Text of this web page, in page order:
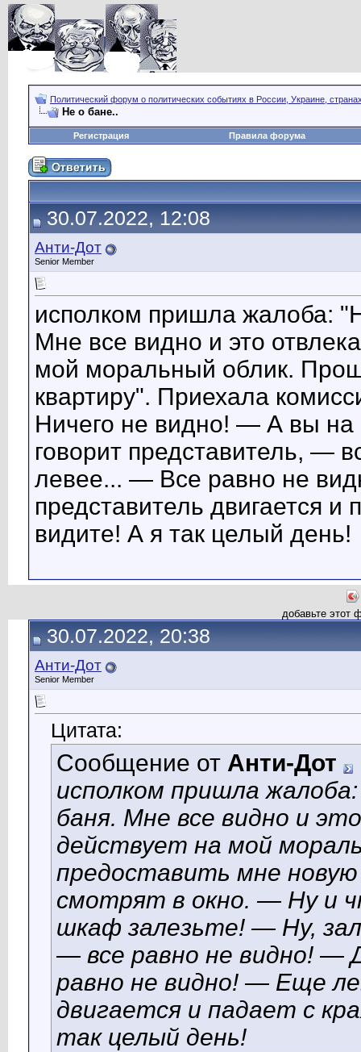
Политический форум о политических событиях в России, Украине,
Не о бане..
Регистрация Правила форума
30.07.2022, 12:08
Анти-Дот
Senior Member
исполком пришла жалоба:
Мне все видно и это
мой моральный облик.
квартиру". Приехала
Ничего не видно! — А вы
говорит представитель, —
левее... — Все равно не
представитель двигается
видите! А я так целый день!
добавьте этот
30.07.2022, 20:38
Анти-Дот
Senior Member
Цитата:
Сообщение от Анти-Дот
исполком пришла
баня. Мне все видно и
действует на мой
предоставить мне новую
смотрят в окно. — Ну и
шкаф залезьте! — Ну,
— все равно не видно! —
равно не видно! — Еще
двигается и падает с
так целый день!